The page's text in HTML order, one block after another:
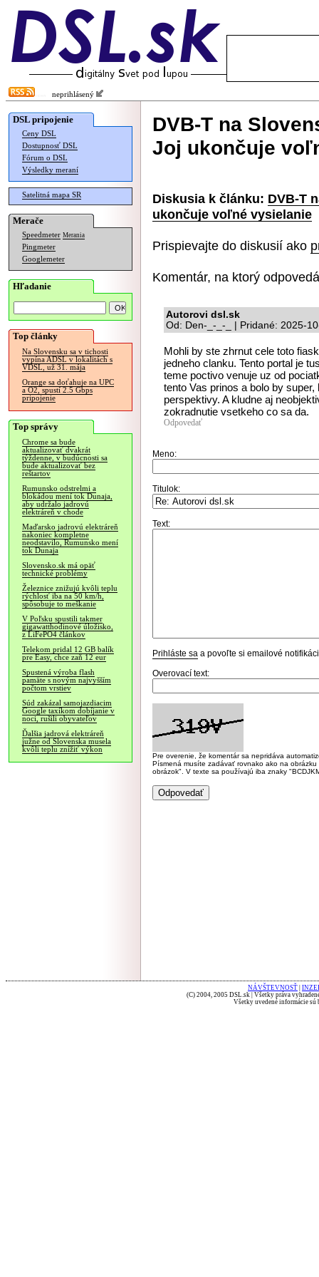
neprihlásený
DSL pripojenie
Ceny DSL
Dostupnosť DSL
Fórum o DSL
Výsledky meraní
Satelitná mapa SR
Merače
Speedmeter Merania
Pingmeter
Googlemeter
Hľadanie
Top články
Na Slovensku sa v tichosti
vypína ADSL v lokalitách s
VDSL, už 31. mája
Orange sa doťahuje na UPC
a O2, spustí 2.5 Gbps
pripojenie
Top správy
Chrome sa bude
aktualizovať dvakrát
týždenne, v budúcnosti sa
bude aktualizovať bez
reštartov
Rumunsko odstrelmi a
blokádou mení tok Dunaja,
aby udržalo jadrovú
elektráreň v chode
Maďarsko jadrovú elektráreň
nakoniec kompletne
neodstavilo, Rumunsko mení
tok Dunaja
Slovensko.sk má opäť
technické problémy
Železnice znižujú kvôli teplu
rýchlosť iba na 50 km/h,
spôsobuje to meškanie
V Poľsku spustili takmer
gigawatthodinové úložisko,
z LiFePO4 článkov
Telekom pridal 12 GB balík
pre Easy, chce zaň 12 eur
Spustená výroba flash
pamäte s novým najvyšším
počtom vrstiev
Súd zakázal samojazdiacim
Google taxíkom dobíjanie v
noci, rušili obyvateľov
Ďalšia jadrová elektráreň
južne od Slovenska musela
kvôli teplu znížiť výkon
DVB-T na
Joj ukončuje
Diskusia k článku: DVB-T
ukončuje voľné vysielanie
Prispievajte do diskusií ako
Komentár, na ktorý
Autorovi dsl.sk
Od: Den-_-_-_ | Pridané: 2025-
Mohli by ste zhrnut cele toto
jedneho clanku. Tento portal je
teme poctivo venuje uz od
tento Vas prinos a bolo by
perspektivy. A kludne aj
zokradnutie vsetkeho co sa da.
Odpovedať
Meno:
Titulok:
Text:
Prihláste sa a povoľte si emailové
Overovací text:
Pre overenie, že komentár sa nepridáva
Písmená musíte zadávať rovnako ako na
obrázok". V texte sa používajú iba znaky
NÁVŠTEVNOSŤ
(C) 2004, 2005 DSL.sk | Všetky práva
Všetky uvedené informácie sú